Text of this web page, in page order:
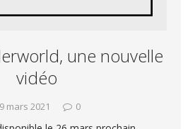
une nouvelle
vidéo
mars 2021 0